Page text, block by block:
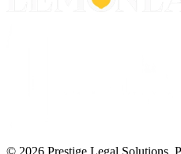
© 2026 Prestige Legal Solutions,